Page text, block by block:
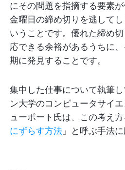
にその問題を指摘する要素が
金曜日の締め切りを逃して
いうことです。優れた締め
応できる余裕があるうちに
期に発見することです。
集中した仕事について執筆
ン大学のコンピュータサイ
ューポート氏は、この考え方
にずらす方法 」と呼ぶ手法